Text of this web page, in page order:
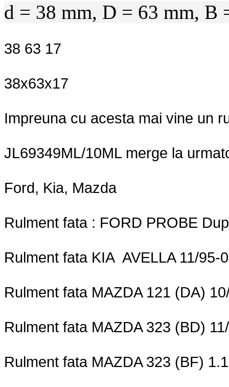
d = 38 mm, D = 63 mm, B
38 63 17
38x63x17
Impreuna cu acesta mai vine un
JL69349ML/10ML merge la
Ford, Kia, Mazda
Rulment fata : FORD PROBE
Rulment fata KIA AVELLA 11/95-
Rulment fata MAZDA 121 (DA)
Rulment fata MAZDA 323 (BD)
Rulment fata MAZDA 323 (BF)